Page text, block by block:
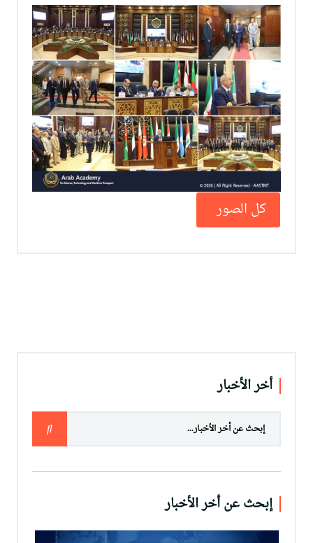
كل الصور
أخر الأخبار
إبحث عن أخر الأخبار